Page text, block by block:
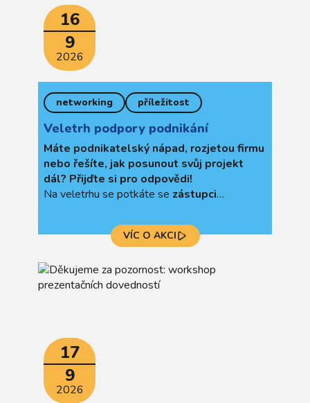
16
9
2026
networking příležitost
Veletrh podpory podnikání
Máte podnikatelský nápad, rozjetou firmu
nebo řešíte, jak posunout svůj projekt
dál? Přijďte si pro odpovědi!
Na veletrhu se potkáte se zástupci
Libereckém kraji růst.Konzultujte své
projektové záměry , získejte přehled o
mnohem víc.
VÍC O AKCI
17
9
2026